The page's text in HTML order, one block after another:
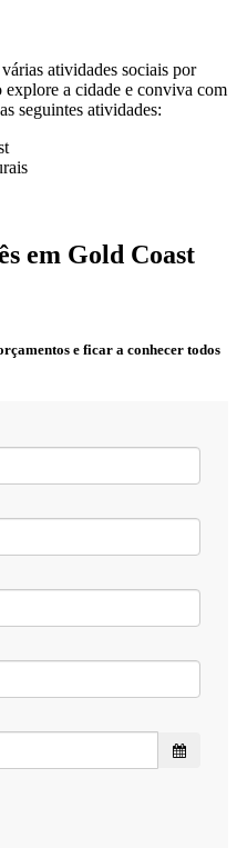
atividades sociais por
explore a cidade e conviva com
seguintes atividades:
em Gold Coast
e ficar a conhecer todos